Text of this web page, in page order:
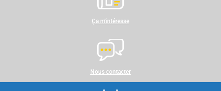
Ça m'intéresse
Nous contacter